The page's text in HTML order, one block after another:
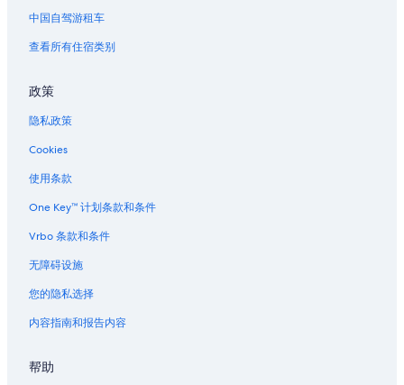
位于新奥尔良的家庭式酒店
位于新奥尔良的豪华酒店
新奥尔良的酒店
新奥尔良的公寓
新奥尔良的汽车旅馆
新奥尔良的Pousadas
新奥尔良的农场
新奥尔良的度假村
新奥尔良的别墅
运河街附近的酒店
杰克逊广场附近的酒店
位于马里尼近郊的历史风格酒店
中国自驾游租车
查看所有住宿类别
政策
隐私政策
Cookies
使用条款
One Key™ 计划条款和条件
Vrbo 条款和条件
无障碍设施
您的隐私选择
内容指南和报告内容
帮助